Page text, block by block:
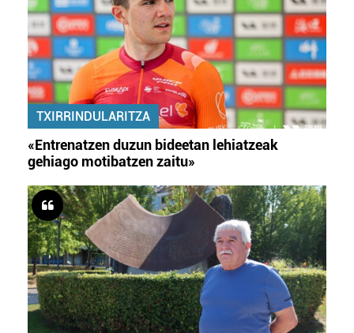
TXIRRINDULARITZA
«Entrenatzen duzun bideetan lehiatzeak
gehiago motibatzen zaitu»